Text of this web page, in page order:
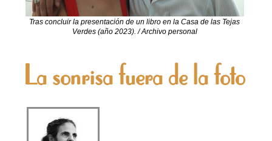
Tras concluir la presentación de un libro en la Casa de las Tejas
Verdes (año 2023). / Archivo personal
La sonrisa fuera de la foto